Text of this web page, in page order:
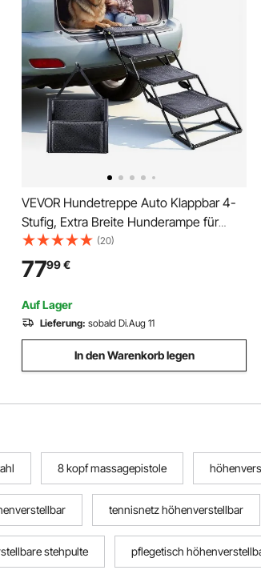
VEVOR Hundetreppe Auto Klappbar 4-
Stufig, Extra Breite Hunderampe für
Große Hunde mit Rutschfester
Oberfläche, Tragbare Einstiegshilfe für
Auto, SUV, LKW, Hochbett, Sofa,
Tragkraft bis 113 kg
(20)
7799€
Auf Lager
Lieferung: sobald Di.Aug 11
In den Warenkorb legen
8 kopf massagepistole
tennisnetz höhenverstellbar
stehpulte pflegetisch